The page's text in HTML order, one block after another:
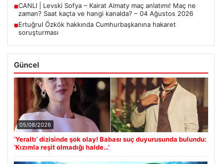
■CANLI | Levski Sofya – Kairat Almaty maç anlatımı! Maç ne
zaman? Saat kaçta ve hangi kanalda? – 04 Ağustos 2026
■Ertuğrul Özkök hakkında Cumhurbaşkanına hakaret
soruşturması
Güncel
05/08/2026
‘Yeraltı’ dizisinde şok olay! Babası suç duyurusunda bulundu:
‘Kızımla reşit olmadığı halde…’